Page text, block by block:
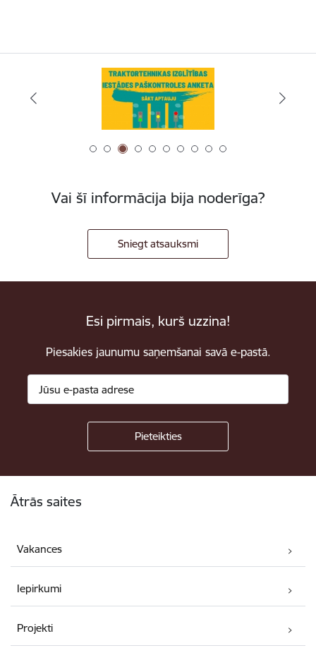
Vai šī informācija bija noderīga?
Sniegt atsauksmi
Esi pirmais, kurš uzzina!
Piesakies jaunumu saņemšanai savā e-pastā.
Ātrās saites
Vakances
Iepirkumi
Projekti